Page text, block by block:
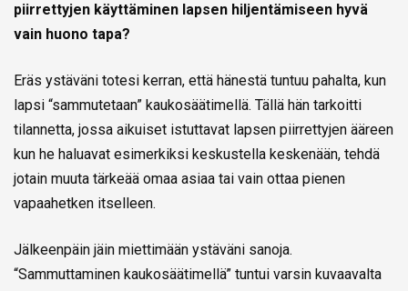
piirrettyjen käyttäminen lapsen hiljentämiseen hyvä
vain huono tapa?
Eräs ystäväni totesi kerran, että hänestä tuntuu pahalta, kun
lapsi “sammutetaan” kaukosäätimellä. Tällä hän tarkoitti
tilannetta, jossa aikuiset istuttavat lapsen piirrettyjen ääreen
kun he haluavat esimerkiksi keskustella keskenään, tehdä
jotain muuta tärkeää omaa asiaa tai vain ottaa pienen
vapaahetken itselleen.
Jälkeenpäin jäin miettimään ystäväni sanoja.
“Sammuttaminen kaukosäätimellä” tuntui varsin kuvaavalta